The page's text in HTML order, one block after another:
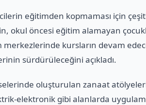
eğitimden kopmaması için
okul öncesi eğitim alamayan
merkezlerinde kursların devam
sürdürüleceğini açıkladı.
oluşturulan zanaat
elektronik gibi alanlarda